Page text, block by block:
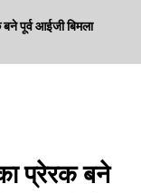
अधिकार दिवस
का नाम अब्दुल कलाम के नाम
पूर्व आईजी बिमला
प्रेरक बने